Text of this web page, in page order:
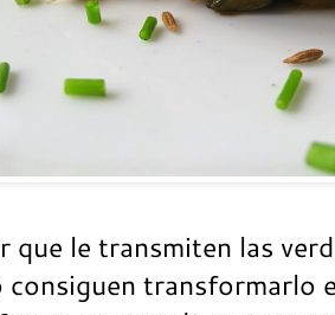
que le transmiten las
consiguen transformarlo